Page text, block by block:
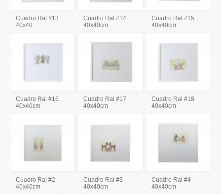
Cuadro Ral #13
40x40
Cuadro Ral #14
40x40cm
Cuadro Ral #15
40x40cm
Cuadro Ral #16
40x40cm
Cuadro Ral #17
40x40cm
Cuadro Ral #18
40x40cm
Cuadro Ral #2
40x40cm
Cuadro Ral #3
40x40cm
Cuadro Ral #4
40x40cm